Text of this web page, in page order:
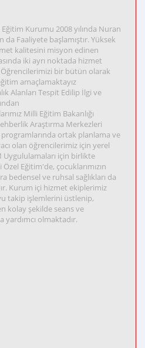
Kurumu 2008 yılında Nuran
da Faaliyete başlamıştır. Yüksek
kalitesini misyon edinen
iki ayrı noktada hizmet
bir bütün olarak
amaçlamaktayız
Alanları Tespit Edilip İlgi ve
Milli Eğitim Bakanlığı
Araştırma Merkezleri
ortak planlama ve
olan öğrencilerimiz için yerel
Uygululamaları için birlikte
Özel Eğitim'de, çocuklarımızın
bedensel ve ruhsal sağlıkları da
Kurum içi hizmet ekiplerimiz
takip işlemlerini üstlenip,
kolay şekilde seans ve
yardımcı olmaktadır.